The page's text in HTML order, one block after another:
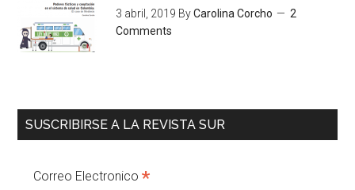
3 abril, 2019 ByCarolina Corcho
2
Comments
SUSCRIBIRSE A LA REVISTA SUR
Correo Electronico*